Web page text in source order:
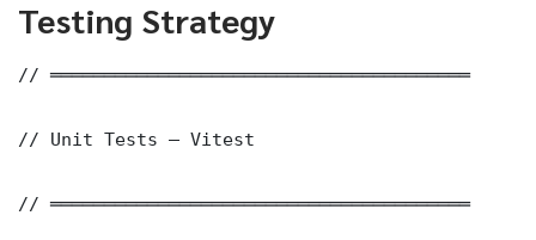
Testing Strategy
// ═══════════════════════════════════════
// Unit Tests — Vitest
// ═══════════════════════════════════════